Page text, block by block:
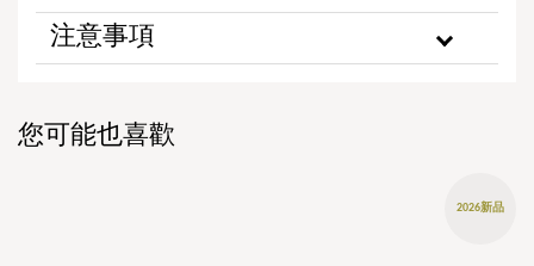
注意事項
您可能也喜歡
2026新品